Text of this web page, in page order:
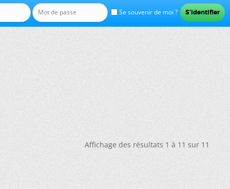
Se souvenir de moi ?
Affichage des résultats 1 à 11 sur 11